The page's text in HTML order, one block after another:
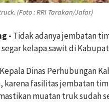
(Foto : RRI Tarakan/Jafar)
- Tidak adanya jembatan
kelapa sawit di
Dinas Perhubungan
karena fasilitas jembatan
muatan truk sudah